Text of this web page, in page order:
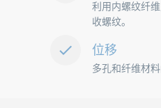
利用内螺纹纤
收螺纹。
位移
多孔和纤维材料